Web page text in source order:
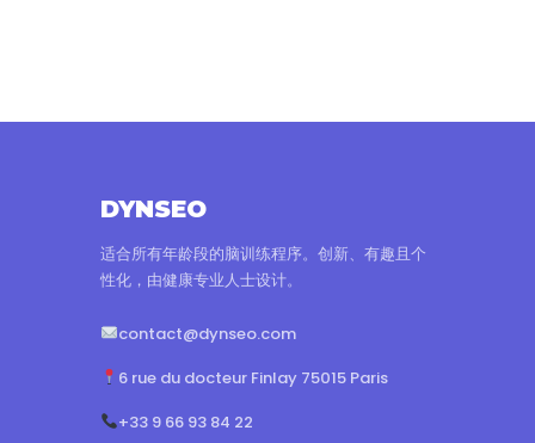
DYNSEO
适合所有年龄段的脑训练程序。创新、有趣且个
性化，由健康专业人士设计。
contact@dynseo.com
6 rue du docteur Finlay 75015 Paris
+33 9 66 93 84 22